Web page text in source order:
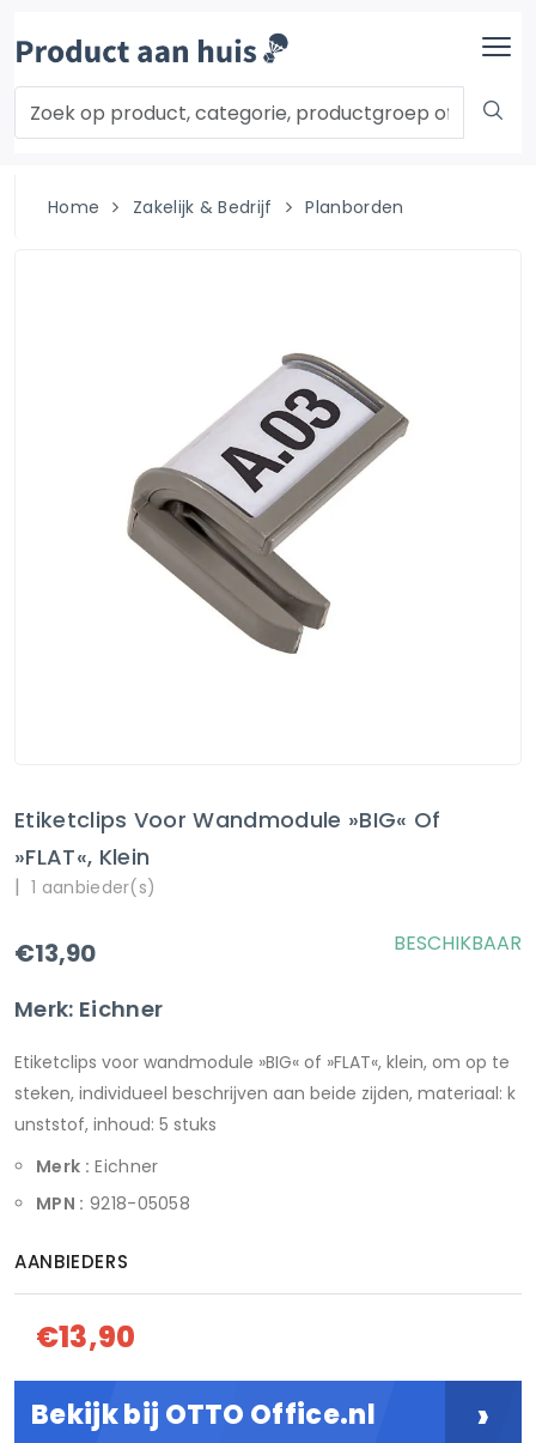
Home Zakelijk & Bedrijf Planborden
Etiketclips Voor Wandmodule »BIG« Of
»FLAT«, Klein
| 1 aanbieder(s)
€13,90
Merk: Eichner
BESCHIKBAAR
Etiketclips voor wandmodule »BIG« of »FLAT«, klein, om op te
steken, individueel beschrijven aan beide zijden, materiaal: k
unststof, inhoud: 5 stuks
Merk : Eichner
MPN : 9218-05058
AANBIEDERS
€13,90
Bekijk bij OTTO Office.nl ›